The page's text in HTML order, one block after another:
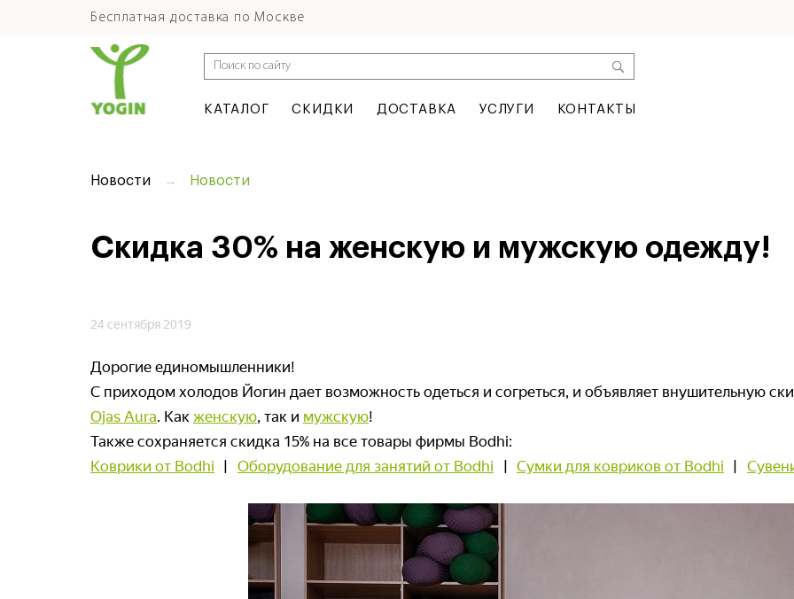
Бесплатная доставка по Москве
КАТАЛОГ СКИДКИ ДОСТАВКА УСЛУГИ КОНТАКТЫ
Новости Новости
Скидка 30% на женскую и мужскую одежду!
24 сентября 2019
Дорогие единомышленники!
С приходом холодов Йогин дает возможность одеться и согреться, и объявляет внушительную
Ojas Aura. Как женскую, так и мужскую!
Также сохраняется скидка 15% на все товары фирмы Bodhi:
Коврики от Bodhi
Оборудование для занятий от Bodhi Сумки для ковриков от Bodhi